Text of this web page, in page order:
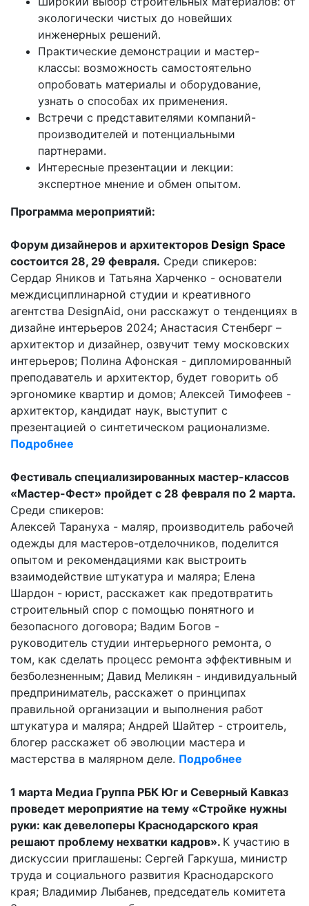
экологически чистых до новейших
инженерных решений.
Практические демонстрации и мастер-
классы: возможность самостоятельно
опробовать материалы и оборудование,
узнать о способах их применения.
Встречи с представителями компаний-
производителей и потенциальными
партнерами.
Интересные презентации и лекции:
экспертное мнение и обмен опытом.
Программа мероприятий:
Форум дизайнеров и архитекторов Design Space
состоится 28, 29 февраля. Среди спикеров:
Сердар Яников и Татьяна Харченко - основатели
междисциплинарной студии и креативного
агентства DesignAid, они расскажут о тенденциях в
дизайне интерьеров 2024; Анастасия Стенберг –
архитектор и дизайнер, озвучит тему московских
интерьеров; Полина Афонская - дипломированный
преподаватель и архитектор, будет говорить об
эргономике квартир и домов; Алексей Тимофеев -
архитектор, кандидат наук, выступит с
презентацией о синтетическом рационализме.
Подробнее
Фестиваль специализированных мастер-классов
«Мастер-Фест» пройдет с 28 февраля по 2 марта.
Среди спикеров:
Алексей Тарануха - маляр, производитель рабочей
одежды для мастеров-отделочников, поделится
опытом и рекомендациями как выстроить
взаимодействие штукатура и маляра; Елена
Шардон - юрист, расскажет как предотвратить
строительный спор с помощью понятного и
безопасного договора; Вадим Богов -
руководитель студии интерьерного ремонта, о
том, как сделать процесс ремонта эффективным и
безболезненным; Давид Меликян - индивидуальный
предприниматель, расскажет о принципах
правильной организации и выполнения работ
штукатура и маляра; Андрей Шайтер - строитель,
блогер расскажет об эволюции мастера и
мастерства в малярном деле. Подробнее
1 марта Медиа Группа РБК Юг и Северный Кавказ
проведет мероприятие на тему «Стройке нужны
руки: как девелоперы Краснодарского края
решают проблему нехватки кадров». К участию в
дискуссии приглашены: Сергей Гаркуша, министр
труда и социального развития Краснодарского
края; Владимир Лыбанев, председатель комитета